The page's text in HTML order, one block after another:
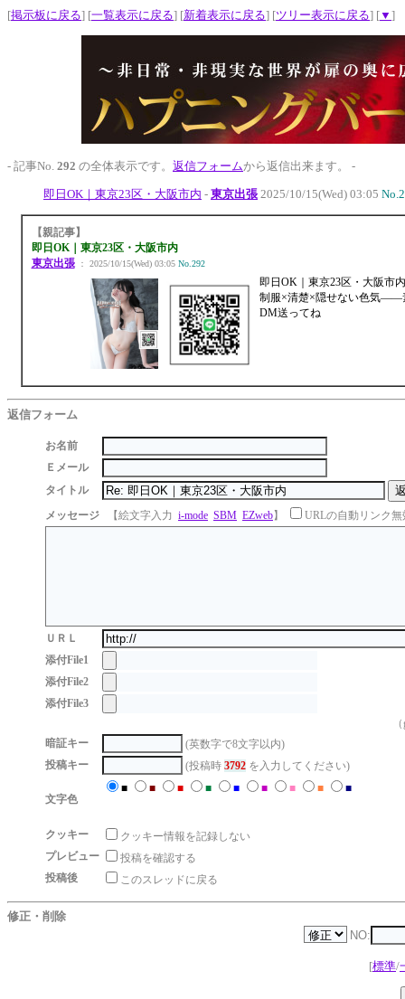
[掲示板に戻る] [一覧表示に戻る] [新着表示に戻る] [ツリー表示に戻る] [▼ ]
- 記事No. 292 の全体表示です。 返信フォームから返信出来ます。 -
即日OK｜東京23区・大阪市内 - 東京出張 2025/10/15(Wed) 03:05
【親記事】
即日OK｜東京23区・大阪市内
東京出張： 2025/10/15(Wed) 03:05 No.292
即日OK｜東京23区・大阪市内
制服×清楚×隠せない色気――
DM送ってね
返信フォーム
お名前
Ｅメール
タイトル
メッセージ
【絵文字入力 i-mode SBM EZweb】 URLの自動リンク無
ＵＲＬ
添付File1
添付File2
添付File3
暗証キー
(英数字で8文字以内)
投稿キー
(投稿時 3792 を入力してください)
文字色
■ ■ ■ ■ ■ ■ ■ ■ ■
クッキー
クッキー情報を記録しない
プレビュー
投稿を確認する
投稿後
このスレッドに戻る
修正・削除
NO:
[標準/